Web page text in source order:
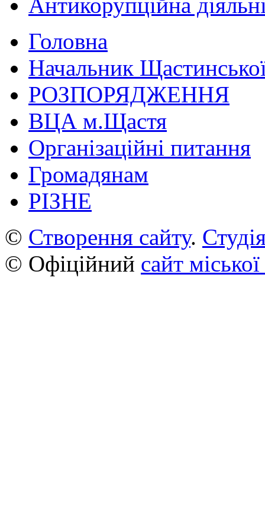
Головна
Начальник
РОЗПОРЯДЖЕННЯ
ВЦА м.Щастя
Організаційні питання
Громадянам
РІЗНЕ
© Створення сайту.
© Офіційний сайт